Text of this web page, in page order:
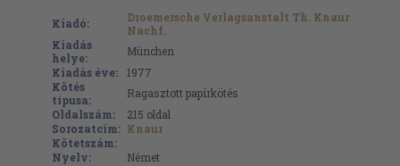
Kiadó:
Droemersche Verlagsanstalt Th. Knaur
Nachf.
Kiadás
helye:
München
Kiadás éve:
1977
Kötés
típusa:
Ragasztott papírkötés
Oldalszám:
215 oldal
Sorozatcím: Knaur
Kötetszám:
Nyelv:
Német